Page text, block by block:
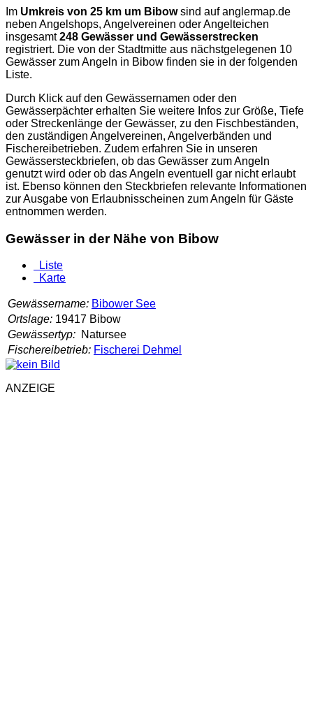
Im Umkreis von 25 km um Bibowsind aufanglermap.de
neben Angelshops, Angelvereinen oder Angelteichen
insgesamt248 Gewässer und Gewässerstrecken
registriert. Die von der Stadtmitte aus nächstgelegenen 10
Gewässer zum Angeln in Bibow finden sie in der folgenden
Liste.
Durch Klick auf den Gewässernamen oder den
Gewässerpächter erhalten Sie weitere Infos zur Größe, Tiefe
oder Streckenlänge der Gewässer, zu den Fischbeständen,
den zuständigen Angelvereinen, Angelverbänden und
Fischereibetrieben. Zudem erfahren Sie in unseren
Gewässersteckbriefen, ob das Gewässer zum Angeln
genutzt wird oder ob das Angeln eventuell gar nicht erlaubt
ist. Ebenso können den Steckbriefen relevante Informationen
zur Ausgabe von Erlaubnisscheinen zum Angeln für Gäste
entnommen werden.
Gewässer in der Nähe von Bibow
Liste
Karte
Gewässername: Bibower See
Ortslage: 19417 Bibow
Gewässertyp: Natursee
Fischereibetrieb: Fischerei Dehmel
ANZEIGE